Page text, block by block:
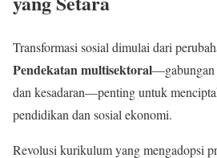
Transformasi sosial dimulai dari
Pendekatan multisektoral—gabungan
dan kesadaran—penting untuk
pendidikan dan sosial ekonomi.
Revolusi kurikulum yang mengadopsi